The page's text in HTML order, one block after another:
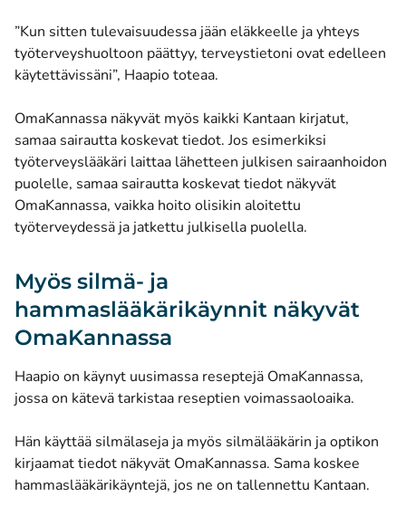
”Kun sitten tulevaisuudessa jään eläkkeelle ja yhteys
työterveyshuoltoon päättyy, terveystietoni ovat edelleen
käytettävissäni”, Haapio toteaa.
OmaKannassa näkyvät myös kaikki Kantaan kirjatut,
samaa sairautta koskevat tiedot. Jos esimerkiksi
työterveyslääkäri laittaa lähetteen julkisen sairaanhoidon
puolelle, samaa sairautta koskevat tiedot näkyvät
OmaKannassa, vaikka hoito olisikin aloitettu
työterveydessä ja jatkettu julkisella puolella.
Myös silmä- ja
hammaslääkärikäynnit näkyvät
OmaKannassa
Haapio on käynyt uusimassa reseptejä OmaKannassa,
jossa on kätevä tarkistaa reseptien voimassaoloaika.
Hän käyttää silmälaseja ja myös silmälääkärin ja optikon
kirjaamat tiedot näkyvät OmaKannassa. Sama koskee
hammaslääkärikäyntejä, jos ne on tallennettu Kantaan.